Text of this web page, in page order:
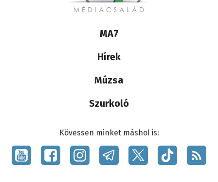
Lábléc
médiacsalád
MA7
Hírek
Múzsa
Szurkoló
Social
menu
Kövessen minket máshol is: